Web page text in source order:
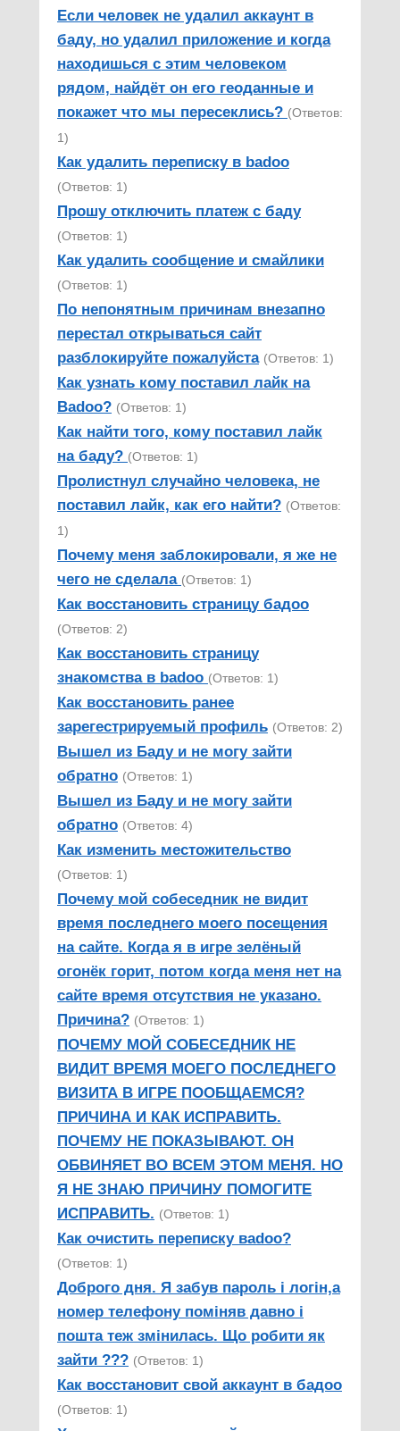
Если человек не удалил аккаунт в
баду, но удалил приложение и когда
находишься с этим человеком
рядом, найдёт он его геоданные и
покажет что мы пересеклись? (Ответов:
1)
Как удалить переписку в badoo
(Ответов: 1)
Прошу отключить платеж с баду
(Ответов: 1)
Как удалить сообщение и смайлики
(Ответов: 1)
По непонятным причинам внезапно
перестал открываться сайт
разблокируйте пожалуйста (Ответов: 1)
Как узнать кому поставил лайк на
Badoo? (Ответов: 1)
Как найти того, кому поставил лайк
на баду? (Ответов: 1)
Пролистнул случайно человека, не
поставил лайк, как его найти? (Ответов:
1)
Почему меня заблокировали, я же не
чего не сделала (Ответов: 1)
Как восстановить страницу бадоо
(Ответов: 2)
Как восстановить страницу
знакомства в badoo (Ответов: 1)
Как восстановить ранее
зарегестрируемый профиль (Ответов: 2)
Вышел из Баду и не могу зайти
обратно (Ответов: 1)
Вышел из Баду и не могу зайти
обратно (Ответов: 4)
Как изменить местожительство
(Ответов: 1)
Почему мой собеседник не видит
время последнего моего посещения
на сайте. Когда я в игре зелёный
огонёк горит, потом когда меня нет на
сайте время отсутствия не указано.
Причина? (Ответов: 1)
ПОЧЕМУ МОЙ СОБЕСЕДНИК НЕ
ВИДИТ ВРЕМЯ МОЕГО ПОСЛЕДНЕГО
ВИЗИТА В ИГРЕ ПООБЩАЕМСЯ?
ПРИЧИНА И КАК ИСПРАВИТЬ.
ПОЧЕМУ НЕ ПОКАЗЫВАЮТ. ОН
ОБВИНЯЕТ ВО ВСЕМ ЭТОМ МЕНЯ. НО
Я НЕ ЗНАЮ ПРИЧИНУ ПОМОГИТЕ
ИСПРАВИТЬ. (Ответов: 1)
Как очистить переписку ваdoo?
(Ответов: 1)
Доброго дня. Я забув пароль і логін,а
номер телефону поміняв давно і
пошта теж змінилась. Що робити як
зайти ??? (Ответов: 1)
Как восстановит свой аккаунт в бадоо
(Ответов: 1)